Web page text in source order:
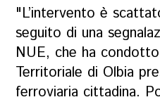
"L’intervento è
seguito di una
NUE, che ha
Territoriale di Olbia
ferroviaria cittadina.